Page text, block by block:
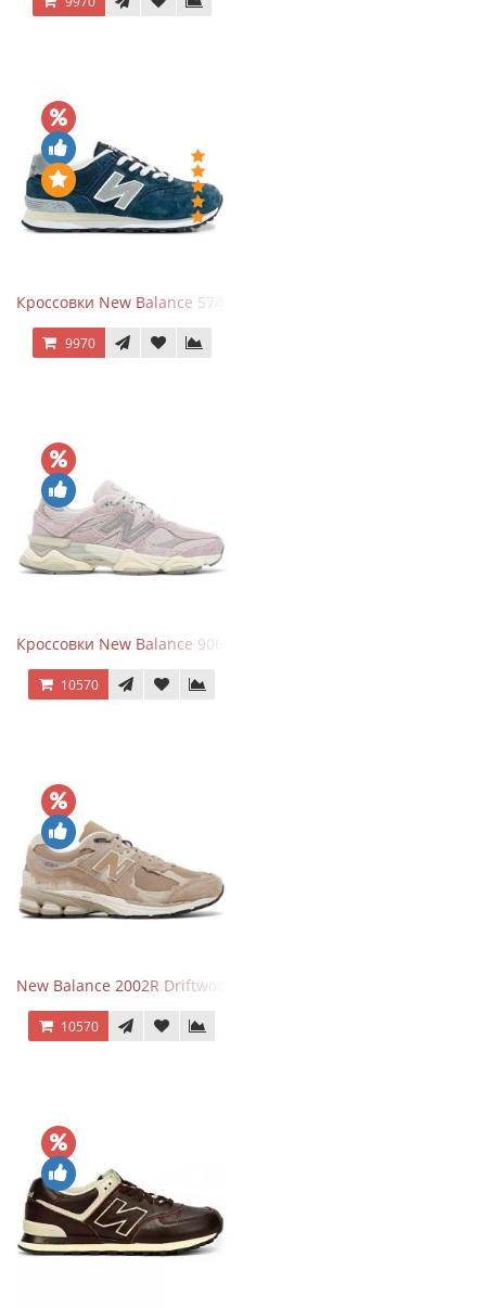
Кроссовки New Balance 574 Navy Grey
9970
Кроссовки New Balance 9060 December Sky
10570
New Balance 2002R Driftwood Sea Salt бежевые
10570